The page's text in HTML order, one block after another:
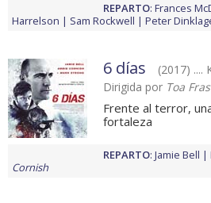
REPARTO: Frances
Harrelson
Sam Rockwell Peter
6 días
(2017) ....
Dirigida por Toa
Frente al terror,
fortaleza
REPARTO: Jamie Bell
Cornish